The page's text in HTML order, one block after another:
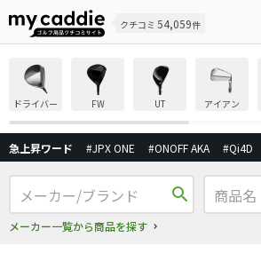
クチコミ 54,059件
ドライバー FW UT アイアン
急上昇ワード #JPX ONE #ONOFF AKA #Qi4D
search
メーカー一覧から商品を探す